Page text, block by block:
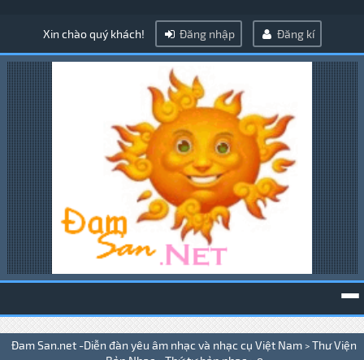
Xin chào quý khách! Đăng nhập Đăng kí
Đam San.net -Diễn đàn yêu âm nhạc và nhạc cụ Việt Nam > Thư Viện